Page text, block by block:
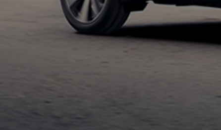
HYBRIDE OU HYBRIDE RECHARGEABLE